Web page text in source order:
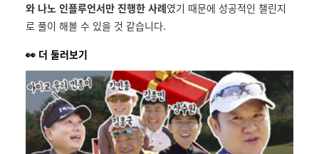
와 나노 인플루언서만 진행한 사례였기 때문에 성공적인 챌린지
로 풀이 해볼 수 있을 것 같습니다.
👀 더 둘러보기